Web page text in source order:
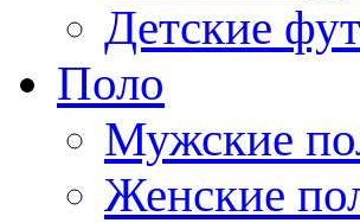
Детские
Поло
Мужские
Женские